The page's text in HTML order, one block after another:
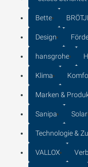
Bette
Design
hansgrohe
Klima
Marken &
Sanipa Solar
Technologie &
VALLOX